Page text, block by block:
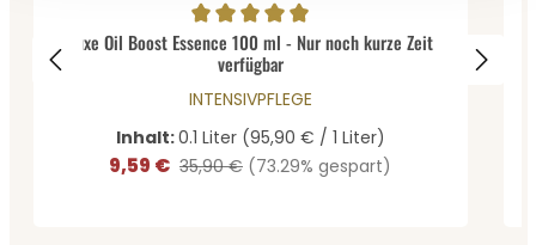
Durchschnittliche Bewertung von 5 von 5 Sternen
Luxe Oil Boost Essence 100 ml - Nur noch kurze Zeit
verfügbar
INTENSIVPFLEGE
Inhalt:0.1 Liter (95,90 € / 1 Liter)
Verkaufspreis:
9,59 € Regulärer Preis:
35,90 € (73.29% gespart)